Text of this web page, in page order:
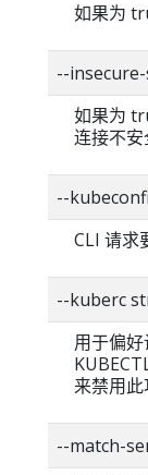
如果为
--
如果为
连接不安
--
CLI 请求
--kuberc
用于偏
来禁用此
--match-